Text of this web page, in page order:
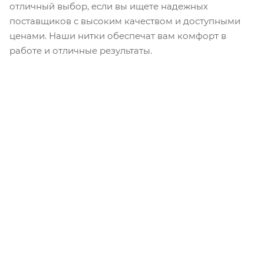
отличный выбор, если вы ищете надежных
поставщиков с высоким качеством и доступными
ценами. Наши нитки обеспечат вам комфорт в
работе и отличные результаты.